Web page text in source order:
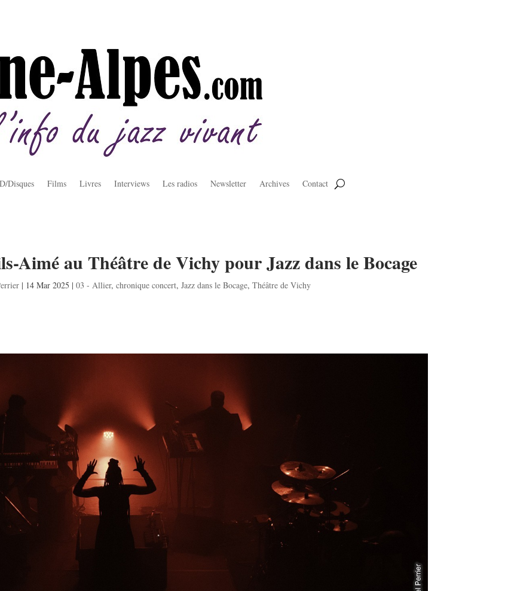
Disques Films Livres Interviews Les radios Newsletter Archives Contact
Aimé au Théâtre de Vichy pour Jazz dans le Bocage
| 14 Mar 2025 | 03 - Allier, chronique concert, Jazz dans le Bocage, Théâtre de Vichy